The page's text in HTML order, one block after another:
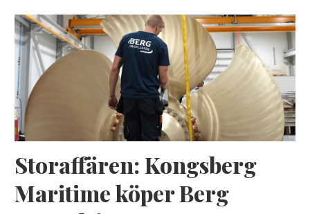
Storaffären: Kongsberg
Maritime köper Berg